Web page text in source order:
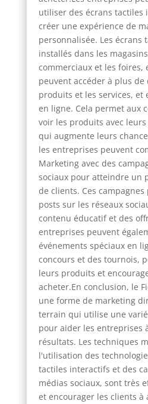
utiliser des écrans tactiles
créer une expérience de
personnalisée. Les écrans
installés dans les
commerciaux et les
peuvent accéder à plus de
produits et les services, et
en ligne. Cela permet aux
voir les produits avec
qui augmente leurs
les entreprises peuvent
Marketing avec des
sociaux pour atteindre un
de clients. Ces
posts sur les réseaux
contenu éducatif et des
entreprises peuvent
événements spéciaux en
concours et des tournois,
leurs produits et
acheter.En conclusion, le
une forme de marketing
terrain qui utilise une
pour aider les entreprises
résultats. Les techniques
l'utilisation des
tactiles interactifs et des
médias sociaux, sont très
et encourager les clients à